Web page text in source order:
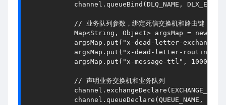
channel.queueBind(DLQ_NAME,
// 业务队列参数，绑定死信交换机和路由键
            Map<String, Object> argsMap =
new
            argsMap.put(
"x-dead-letter-exchange"
            argsMap.put(
"x-dead-letter-routing-
            argsMap.put(
"x-message-ttl" , 10000
// 声明业务交换机和业务队列
            channel.queueDeclare(QUEUE_NAME,